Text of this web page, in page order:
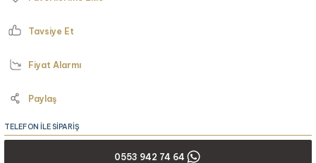
Tavsiye Et
Fiyat Alarmı
Paylaş
TELEFON İLE SİPARİŞ
0553 942 74 64